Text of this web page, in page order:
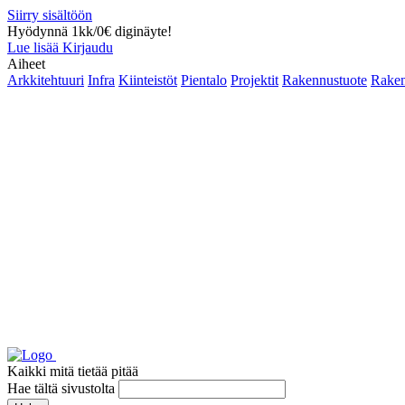
Siirry sisältöön
Hyödynnä 1kk/0€ diginäyte!
Lue lisää Kirjaudu
Aiheet
Arkkitehtuuri Infra Kiinteistöt Pientalo Projektit Rakennustuote
Kaikki mitä tietää pitää
Hae tältä sivustolta